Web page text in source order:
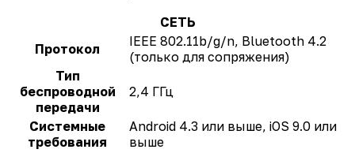
СЕТЬ
Протокол
IEEE 802.11b/g/n, Bluetooth 4.2
(только для сопряжения)
Тип
беспроводной
передачи
2,4 ГГц
Системные
требования
Android 4.3 или выше, iOS 9.0 или
выше